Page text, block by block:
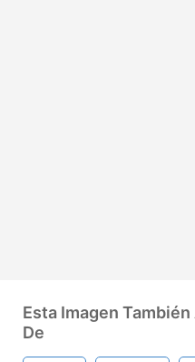
Esta Imagen
De